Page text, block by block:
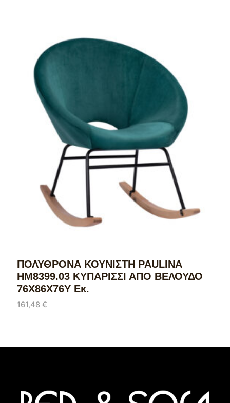
ΠΟΛΥΘΡΟΝΑ ΚΟΥΝΙΣΤΗ PAULINA
HM8399.03 ΚΥΠΑΡΙΣΣΙ ΑΠΟ ΒΕΛΟΥΔΟ
76X86X76Υ Εκ.
161,48 €